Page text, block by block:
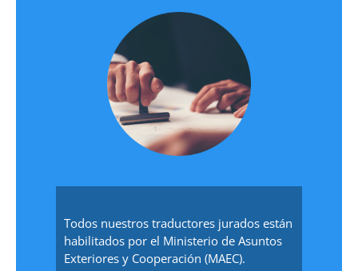
Todos nuestros traductores jurados están
habilitados por el Ministerio de Asuntos
Exteriores y Cooperación (MAEC).